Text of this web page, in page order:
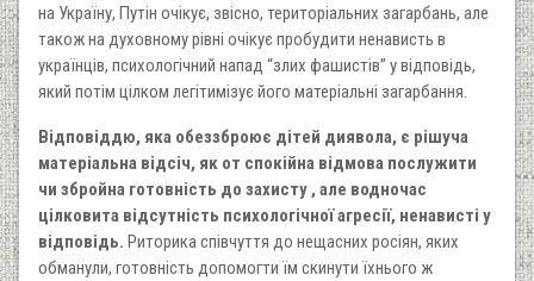
на Україну, Путін очікує, звісно, територіальних загарбань, але
також на духовному рівні очікує пробудити ненависть в
українців, психологічний напад “злих фашистів” у відповідь,
який потім цілком легітимізує його матеріальні загарбання.
Відповіддю, яка обеззброює дітей диявола, є рішуча
матеріальна відсіч, як от спокійна відмова послужити
чи збройна готовність до захисту , але водночас
цілковита відсутність психологічної агресії, ненависті у
відповідь. Риторика співчуття до нещасних росіян, яких
обманули, готовність допомогти їм скинути їхнього ж